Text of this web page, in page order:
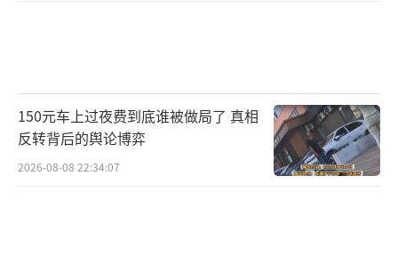
150元车上过夜费到底谁被做局了 真相
反转背后的舆论博弈
2026-08-08 22:34:07